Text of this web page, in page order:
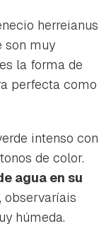
herreianus
son muy
la forma de
perfecta como
intenso con
de color.
agua en su
observaríais
húmeda.